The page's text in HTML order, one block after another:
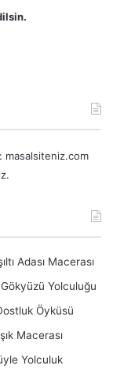
masalsiteniz.com
Adası Macerası
Yolculuğu
Öyküsü
Macerası
Yolculuk